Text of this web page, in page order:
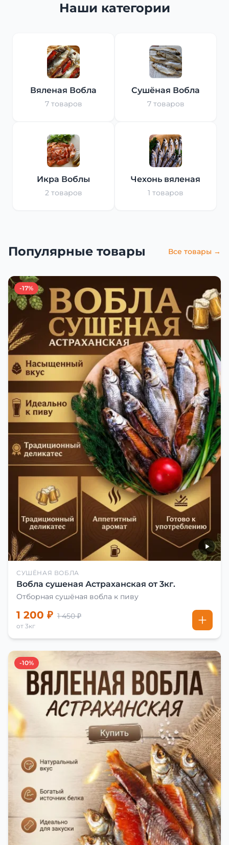
Наши категории
Вяленая Вобла
7 товаров
Сушёная Вобла
7 товаров
Икра Воблы
2 товаров
Чехонь вяленая
1 товаров
Популярные товары Все товары →
-17%
СУШЁНАЯ ВОБЛА
Вобла сушеная Астраханская от 3кг.
Отборная сушёная вобла к пиву
1 200 ₽ 1 450 ₽
от 3кг
-10%